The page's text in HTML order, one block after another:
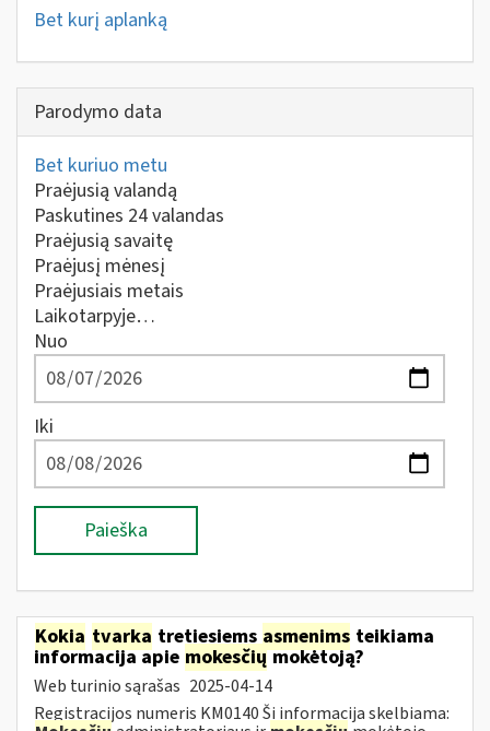
Bet kurį aplanką
Parodymo data
Bet kuriuo metu
Praėjusią valandą
Paskutines 24 valandas
Praėjusią savaitę
Praėjusį mėnesį
Praėjusiais metais
Laikotarpyje…
Nuo
Iki
Paieška
Kokia tvarka tretiesiems asmenims teikiama
informacija apie mokesčiųmokėtoją?
Web turinio sąrašas 2025-04-14
Registracijos numeris KM0140 Ši informacija skelbiama: